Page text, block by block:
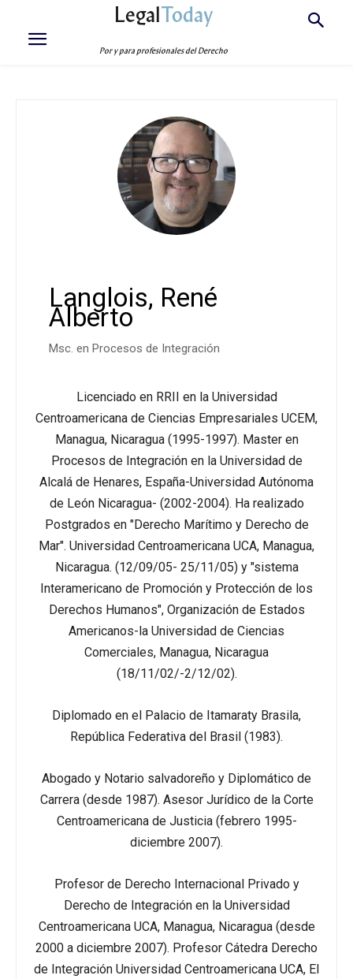
LegalToday
Por y para profesionales del Derecho
Langlois, René
Alberto
Msc. en Procesos de Integración
Licenciado en RRII en la Universidad
Centroamericana de Ciencias Empresariales UCEM,
Managua, Nicaragua (1995-1997). Master en
Procesos de Integración en la Universidad de
Alcalá de Henares, España-Universidad Autónoma
de León Nicaragua- (2002-2004). Ha realizado
Postgrados en "Derecho Marítimo y Derecho de
Mar". Universidad Centroamericana UCA, Managua,
Nicaragua. (12/09/05- 25/11/05) y "sistema
Interamericano de Promoción y Protección de los
Derechos Humanos", Organización de Estados
Americanos-la Universidad de Ciencias
Comerciales, Managua, Nicaragua
(18/11/02/-2/12/02).
Diplomado en el Palacio de Itamaraty Brasila,
República Federativa del Brasil (1983).
Abogado y Notario salvadoreño y Diplomático de
Carrera (desde 1987). Asesor Jurídico de la Corte
Centroamericana de Justicia (febrero 1995-
diciembre 2007).
Profesor de Derecho Internacional Privado y
Derecho de Integración en la Universidad
Centroamericana UCA, Managua, Nicaragua (desde
2000 a diciembre 2007). Profesor Cátedra Derecho
de Integración Universidad Centroamericana UCA, El